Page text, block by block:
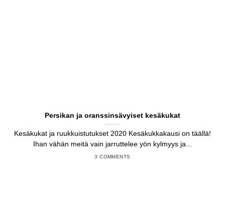
Persikan ja oranssinsävyiset kesäkukat
Kesäkukat ja ruukkuistutukset 2020 Kesäkukkakausi on täällä!
Ihan vähän meitä vain jarruttelee yön kylmyys ja...
3 COMMENTS